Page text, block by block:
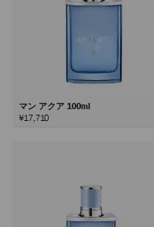
マン アクア 100ml
¥17,710